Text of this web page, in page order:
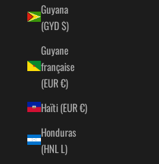
Guyana
(GYD $)
Guyane
française
(EUR €)
Haïti (EUR €)
Honduras
(HNL L)